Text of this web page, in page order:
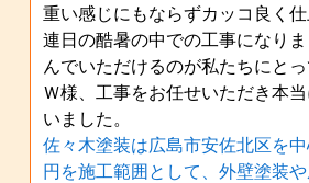
重い感じにもならずカッコ良く仕
連日の酷暑の中での工事になり
んでいただけるのが私たちにとっ
Ｗ様、工事をお任せいただき本
いました。
佐々木塗装は広島市安佐北区を
円を施工範囲として、外壁塗装